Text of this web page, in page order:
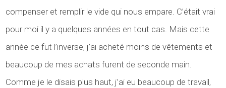
compenser et remplir le vide qui nous empare. C’était vrai
pour moi il y a quelques années en tout cas. Mais cette
année ce fut l’inverse, j’ai acheté moins de vêtements et
beaucoup de mes achats furent de seconde main.
Comme je le disais plus haut, j’ai eu beaucoup de travail,